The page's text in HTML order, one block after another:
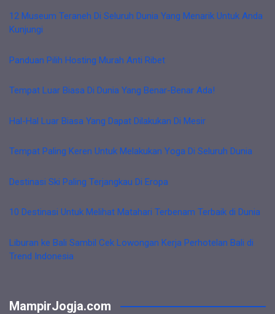
12 Museum Teraneh Di Seluruh Dunia Yang Menarik Untuk Anda
Kunjungi
Panduan Pilih Hosting Murah Anti Ribet
Tempat Luar Biasa Di Dunia Yang Benar-Benar Ada!
Hal-Hal Luar Biasa Yang Dapat Dilakukan Di Mesir
Tempat Paling Keren Untuk Melakukan Yoga Di Seluruh Dunia
Destinasi Ski Paling Terjangkau Di Eropa
10 Destinasi Untuk Melihat Matahari Terbenam Terbaik di Dunia
Liburan ke Bali Sambil Cek Lowongan Kerja Perhotelan Bali di
Trend Indonesia
MampirJogja.com